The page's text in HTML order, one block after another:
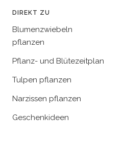
DIREKT ZU
Blumenzwiebeln
pflanzen
Pflanz- und Blütezeitplan
Tulpen pflanzen
Narzissen pflanzen
Geschenkideen